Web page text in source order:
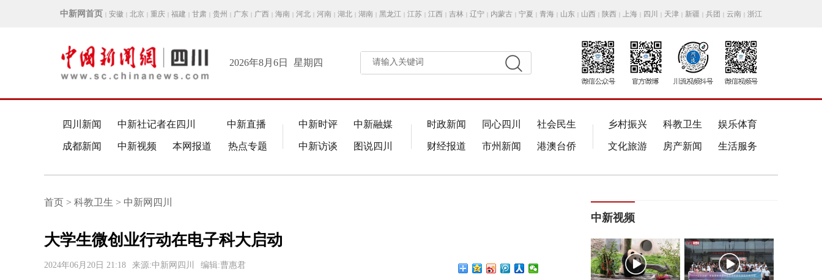
中新网首页 | 安徽 | 北京 | 重庆 | 福建 | 甘肃 | 贵州 | 广东 | 广西 | 海南 | 河北 | 河南 | 湖北 | 湖南 | 黑龙江 | 江苏 | 江西 | 吉林 | 辽宁 | 内蒙古 | 宁夏 | 青海 | 山东 | 山西 | 陕西 | 上海 | 四川 | 天津 | 新疆 | 兵团 | 云南 | 浙江
2026年8月6日 星期四 请输入关键词
四川新闻 中新社记者在四川 中新直播
成都新闻 中新视频 本网报道 热点专题
中新时评 中新融媒
中新访谈 图说四川
时政新闻 同心四川 社会民生
财经报道 市州新闻 港澳台侨
乡村振兴 科教卫生 娱乐体育
文化旅游 房产新闻 生活服务
首页 > 科教卫生 > 中新网四川
大学生微创业行动在电子科大启动
2024年06月20日 21:18 来源:中新网四川 编辑:曹惠君
中新视频